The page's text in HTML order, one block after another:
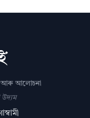
আৰু আলোচনা
উদ্যম